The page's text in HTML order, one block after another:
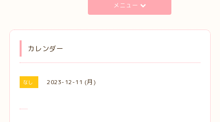
メニュー
カレンダー
なし 2023-12-11 (月)